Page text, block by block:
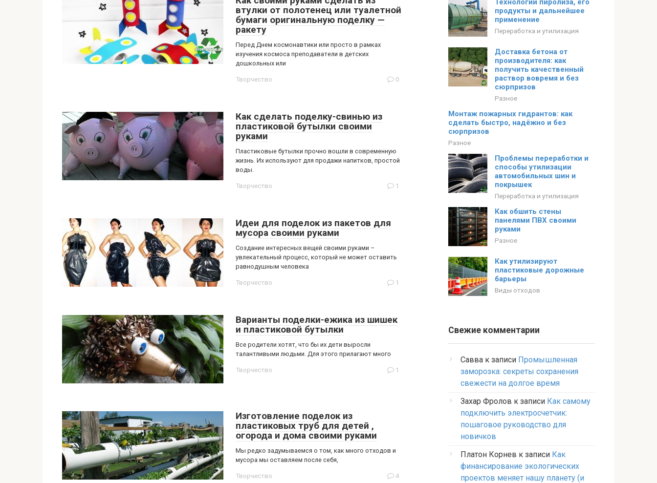
втулки от полотенец или туалетной
бумаги оригинальную поделку —
ракету
Перед Днем космонавтики или просто в рамках
изучения космоса преподаватели в детских
дошкольных или
Творчество 0
Как сделать поделку-свинью из
пластиковой бутылки своими
руками
Пластиковые бутылки прочно вошли в современную
жизнь. Их используют для продажи напитков, простой
воды.
Творчество 1
Идеи для поделок из пакетов для
мусора своими руками
Создание интересных вещей своими руками –
увлекательный процесс, который не может оставить
равнодушным человека
Творчество 1
Варианты поделки-ежика из шишек
и пластиковой бутылки
Все родители хотят, что бы их дети выросли
талантливыми людьми. Для этого прилагают много
Творчество 1
Изготовление поделок из
пластиковых труб для детей ,
огорода и дома своими руками
Мы редко задумываемся о том, как много отходов и
мусора мы оставляем после себя,
Творчество 4
Технологии пиролиза, его
продукты и дальнейшее
применение
Переработка и утилизация
Доставка бетона от
производителя: как
получить качественный
раствор вовремя и без
сюрпризов
Разное
Монтаж пожарных гидрантов: как
сделать быстро, надёжно и без
сюрпризов
Разное
Проблемы переработки и
способы утилизации
автомобильных шин и
покрышек
Переработка и утилизация
Как обшить стены
панелями ПВХ своими
руками
Разное
Как утилизируют
пластиковые дорожные
барьеры
Виды отходов
Свежие комментарии
Савва к записи Промышленная
заморозка: секреты сохранения
свежести на долгое время
Захар Фролов к записи Как самому
подключить электросчетчик:
пошаговое руководство для
новичков
Платон Корнев к записи Как
финансирование экологических
проектов меняет нашу планету (и